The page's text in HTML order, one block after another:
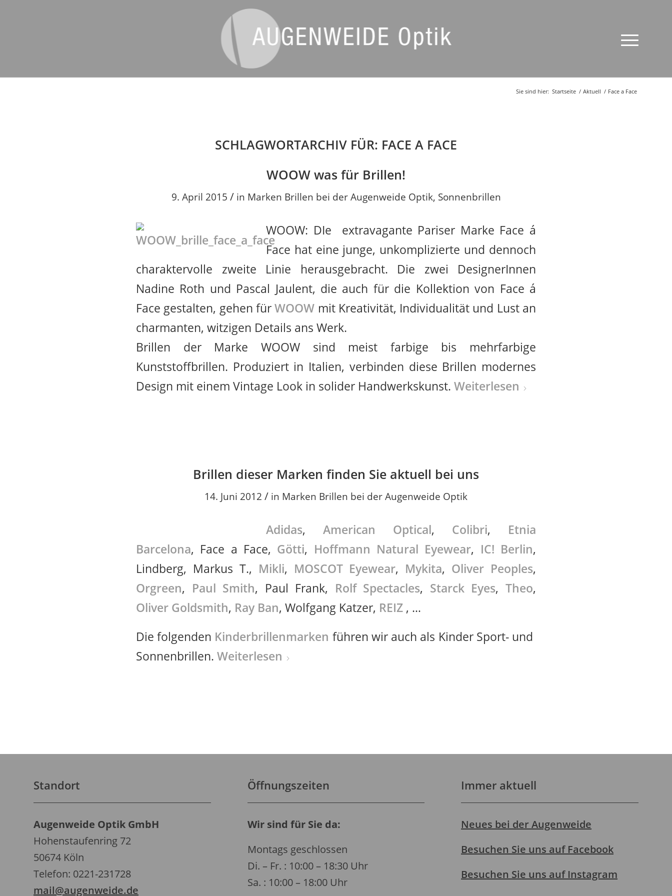
Sie sind hier: Startseite / Aktuell / Face a Face
SCHLAGWORTARCHIV FÜR: FACE A FACE
WOOW was für Brillen!
9. April 2015 / in Marken Brillen bei der Augenweide Optik, Sonnenbrillen
WOOW: DIe extravagante Pariser Marke Face á
Face hat eine junge, unkomplizierte und dennoch
charaktervolle zweite Linie herausgebracht. Die zwei DesignerInnen
Nadine Roth und Pascal Jaulent, die auch für die Kollektion von Face á
Face gestalten, gehen fürWOOW mit Kreativität, Individualität und Lust an
charmanten, witzigen Details ans Werk.
Brillen der Marke WOOW sind meist farbige bis mehrfarbige
Kunststoffbrillen. Produziert in Italien, verbinden diese Brillen modernes
Design mit einem Vintage Look in solider Handwerkskunst. Weiterlesen
Brillen dieser Marken finden Sie aktuell bei uns
14. Juni 2012 / in Marken Brillen bei der Augenweide Optik
Adidas, American Optical, Colibri, Etnia
Barcelona, Face a Face, Götti, Hoffmann Natural Eyewear, IC! Berlin,
Lindberg, Markus T., Mikli, MOSCOT Eyewear, Mykita, Oliver Peoples,
Orgreen, Paul Smith, Paul Frank, Rolf Spectacles, Starck Eyes,Theo,
Oliver Goldsmith, Ray Ban, Wolfgang Katzer, REIZ , …
Die folgenden Kinderbrillenmarken führen wir auch als Kinder Sport- und
Sonnenbrillen. Weiterlesen
Standort
Augenweide Optik GmbH
Hohenstaufenring 72
50674 Köln
Telefon: 0221-231728
mail@augenweide.de
Öffnungszeiten
Wir sind für Sie da:
Montags geschlossen
Di. – Fr. : 10:00 – 18:30 Uhr
Sa. : 10:00 – 18:00 Uhr
Immer aktuell
Neues bei der Augenweide
Besuchen Sie uns auf Facebook
Besuchen Sie uns auf Instagram